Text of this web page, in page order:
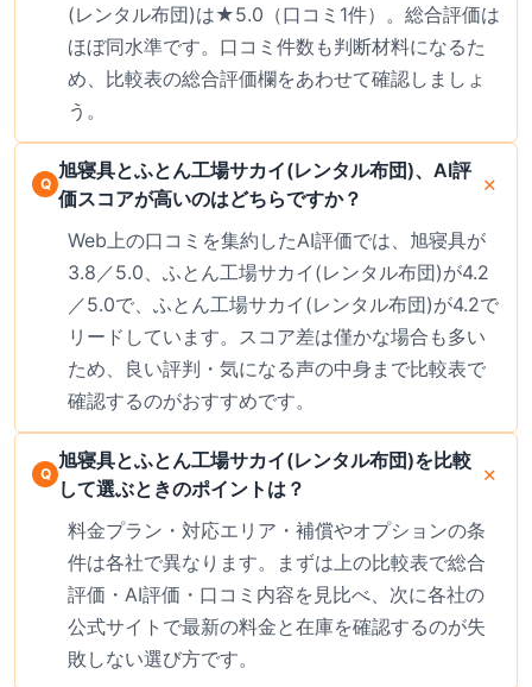
(レンタル布団)は★5.0（口コミ1件）。総合評価は
ほぼ同水準です。口コミ件数も判断材料になるた
め、比較表の総合評価欄をあわせて確認しましょ
う。
旭寝具とふとん工場サカイ(レンタル布団)、AI評
価スコアが高いのはどちらですか？
Web上の口コミを集約したAI評価では、旭寝具が
3.8／5.0、ふとん工場サカイ(レンタル布団)が4.2
／5.0で、ふとん工場サカイ(レンタル布団)が4.2で
リードしています。スコア差は僅かな場合も多い
ため、良い評判・気になる声の中身まで比較表で
確認するのがおすすめです。
旭寝具とふとん工場サカイ(レンタル布団)を比較
して選ぶときのポイントは？
料金プラン・対応エリア・補償やオプションの条
件は各社で異なります。まずは上の比較表で総合
評価・AI評価・口コミ内容を見比べ、次に各社の
公式サイトで最新の料金と在庫を確認するのが失
敗しない選び方です。